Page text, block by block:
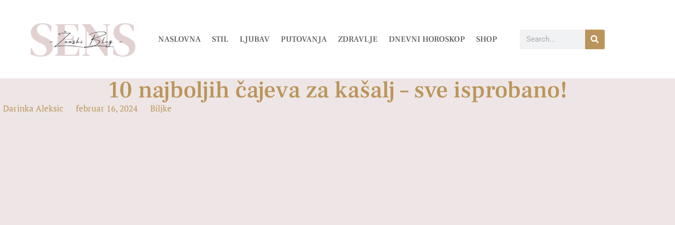
NASLOVNA STIL LJUBAV PUTOVANJA ZDRAVLJE DNEVNI HOROSKOP SHOP
10 najboljih čajeva za kašalj – sve isprobano!
Darinka Aleksic februar 16, 2024 Biljke